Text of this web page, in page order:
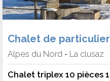
Chalet de
Alpes du Nord - La clusaz
Chalet triplex 10 pièces